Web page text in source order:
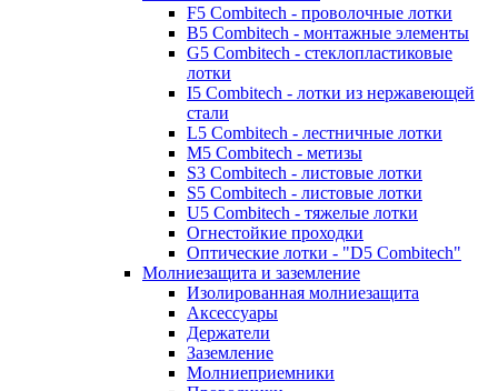
F5 Combitech - проволочные лотки
B5 Combitech - монтажные элементы
G5 Combitech - стеклопластиковые
лотки
I5 Combitech - лотки из нержавеющей
стали
L5 Combitech - лестничные лотки
M5 Combitech - метизы
S3 Combitech - листовые лотки
S5 Combitech - листовые лотки
U5 Combitech - тяжелые лотки
Огнестойкие проходки
Оптические лотки - "D5 Combitech"
Молниезащита и заземление
Изолированная молниезащита
Аксессуары
Держатели
Заземление
Молниеприемники